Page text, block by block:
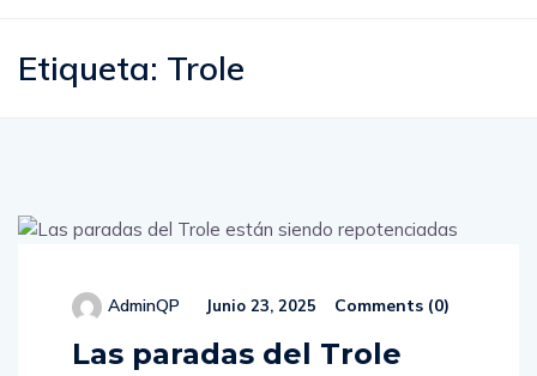
Etiqueta: Trole
AdminQP Junio 23, 2025 Comments (0)
Las paradas del Trole